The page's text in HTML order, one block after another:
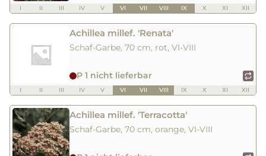
I II III IV V VI VII VIII IX X XI XII
Achillea millef. 'Renata'
Schaf-Garbe, 70 cm, rot, VI-VIII
P 1 nicht lieferbar
I II III IV V VI VII VIII IX X XI XII
Achillea millef. 'Terracotta'
Schaf-Garbe, 70 cm, orange, VI-VIII